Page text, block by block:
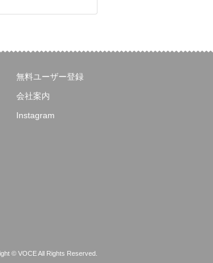
無料ユーザー登録
会社案内
Instagram
© VOCE All Rights Reserved.